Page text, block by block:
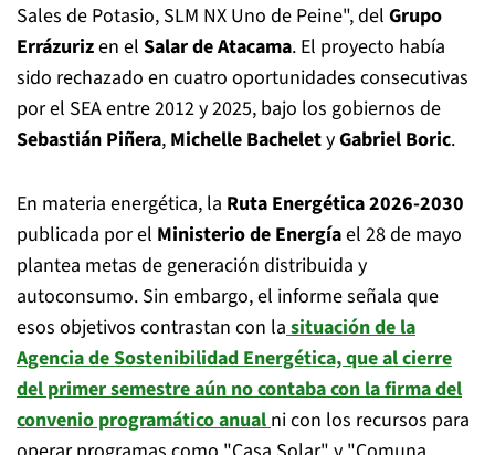
Sales de Potasio, SLM NX Uno de Peine", del Grupo
Errázurizen el Salar de Atacama. El proyecto había
sido rechazado en cuatro oportunidades consecutivas
por el SEA entre 2012 y 2025, bajo los gobiernos de
Sebastián Piñera, Michelle BacheletyGabriel Boric.
En materia energética, la Ruta Energética 2026-2030
publicada por el Ministerio de Energíael 28 de mayo
plantea metas de generación distribuida y
autoconsumo. Sin embargo, el informe señala que
esos objetivos contrastan con lasituación de la
Agencia de Sostenibilidad Energética, que al cierre
del primer semestre aún no contaba con la firma del
convenio programático anualni con los recursos para